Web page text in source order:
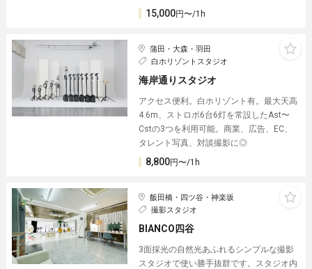
15,000円〜/1h
蒲田・大森・羽田
白ホリゾントスタジオ
海岸通りスタジオ
アクセス便利。白ホリゾント有。最大天高
4.6m、ストロボ6台6灯を常設したAst〜
Cstの3つを利用可能。商業、広告、EC、
タレント写真、対談撮影に◎
8,800円〜/1h
飯田橋・四ツ谷・神楽坂
撮影スタジオ
BIANCO四谷
3面採光の自然光あふれるシンプルな撮影
スタジオで使い勝手抜群です。スタジオ内